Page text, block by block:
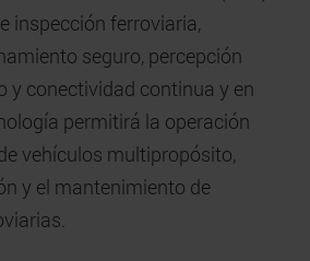
inspección ferroviaria,
seguro, percepción
y conectividad continua y en
permitirá la operación
vehículos multipropósito,
y el mantenimiento de